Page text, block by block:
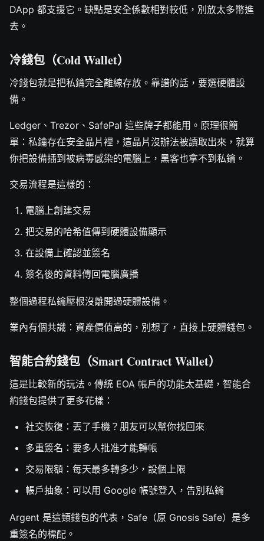
DApp 都支援它。缺點是安全係數相對較低，別放太多幣進
去。
冷錢包（Cold Wallet）
冷錢包就是把私鑰完全離線存放。靠譜的話，要選硬體設
備。
Ledger、Trezor、SafePal 這些牌子都能用。原理很簡
單：私鑰存在安全晶片裡，這晶片沒辦法被讀取出來，就算
你把設備插到被病毒感染的電腦上，黑客也拿不到私鑰。
交易流程是這樣的：
電腦上創建交易
把交易的哈希值傳到硬體設備顯示
在設備上確認並簽名
簽名後的資料傳回電腦廣播
整個過程私鑰壓根沒離開過硬體設備。
業內有個共識：資產價值高的，別想了，直接上硬體錢包。
智能合約錢包（Smart Contract Wallet）
這是比較新的玩法。傳統 EOA 帳戶的功能太基礎，智能合
約錢包提供了更多花樣：
社交恢復：丟了手機？朋友可以幫你找回來
多重簽名：要多人批准才能轉帳
交易限額：每天最多轉多少，設個上限
帳戶抽象：可以用 Google 帳號登入，告別私鑰
Argent 是這類錢包的代表，Safe（原 Gnosis Safe）是多
重簽名的標配。